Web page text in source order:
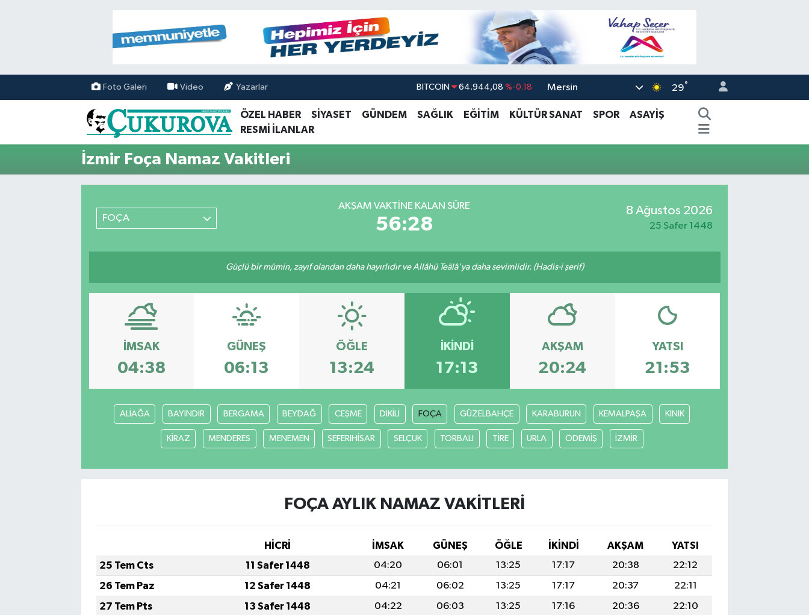
Foto Galeri Video Yazarlar BITCOIN 64.944,08 %-0.18
DOLAR 47,7436 %0.18
GRAM ALTIN 6660.55 %0.03
Mersin 29°
ÖZEL HABER SİYASET GÜNDEM SAĞLIK EĞİTİM KÜLTÜR SANAT SPOR
ASAYİŞ
RESMİ İLANLAR
İzmir Foça Namaz Vakitleri
FOÇA
AKŞAM VAKTINE KALAN SÜRE
56:28
8 Ağustos 2026
25 Safer 1448
Güçlü bir mümin, zayıf olandan daha hayırlıdır ve Allâhü Teâlâ'ya daha sevimlidir. (Hadis-i şerif)
İMSAK
04:38
GÜNEŞ
06:13
ÖĞLE
13:24
İKINDI
17:13
AKŞAM
20:24
YATSI
21:53
ALİAĞA BAYINDIR BERGAMA BEYDAĞ CEŞME DİKİLİ FOÇA GÜZELBAHÇE KARABURUN KEMALPAŞA KINIK
KİRAZ MENDERES MENEMEN SEFERIHİSAR SELÇUK TORBALI TİRE URLA ÖDEMİŞ İZMİR
FOÇA AYLIK NAMAZ VAKITLERI
HİCRİ İMSAK GÜNEŞ ÖĞLE İKINDI AKŞAM
YATSI
25 Tem Cts
11 Safer 1448 04:20 06:01 13:25 17:17 20:38
22:12
26 Tem Paz
12 Safer 1448 04:21 06:02 13:25 17:17 20:37
22:11
27 Tem Pts
13 Safer 1448 04:22 06:03 13:25 17:16 20:36
22:10
Mersin Nöbetçi Eczaneler
Mersin Hava Durumu
Mersin Namaz Vakitleri
Mersin Trafik Yoğunluk Haritası
Süper Lig Puan Durumu ve Fikstür
Son Dakika Haberleri